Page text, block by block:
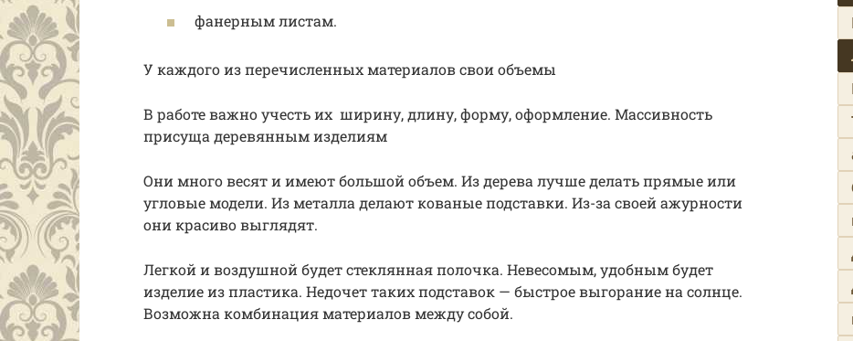
фанерным листам.
У каждого из перечисленных материалов свои объемы
В работе важно учесть их ширину, длину, форму, оформление. Массивность
присуща деревянным изделиям
Они много весят и имеют большой объем. Из дерева лучше делать прямые или
угловые модели. Из металла делают кованые подставки. Из-за своей ажурности
они красиво выглядят.
Легкой и воздушной будет стеклянная полочка. Невесомым, удобным будет
изделие из пластика. Недочет таких подставок — быстрое выгорание на солнце.
Возможна комбинация материалов между собой.